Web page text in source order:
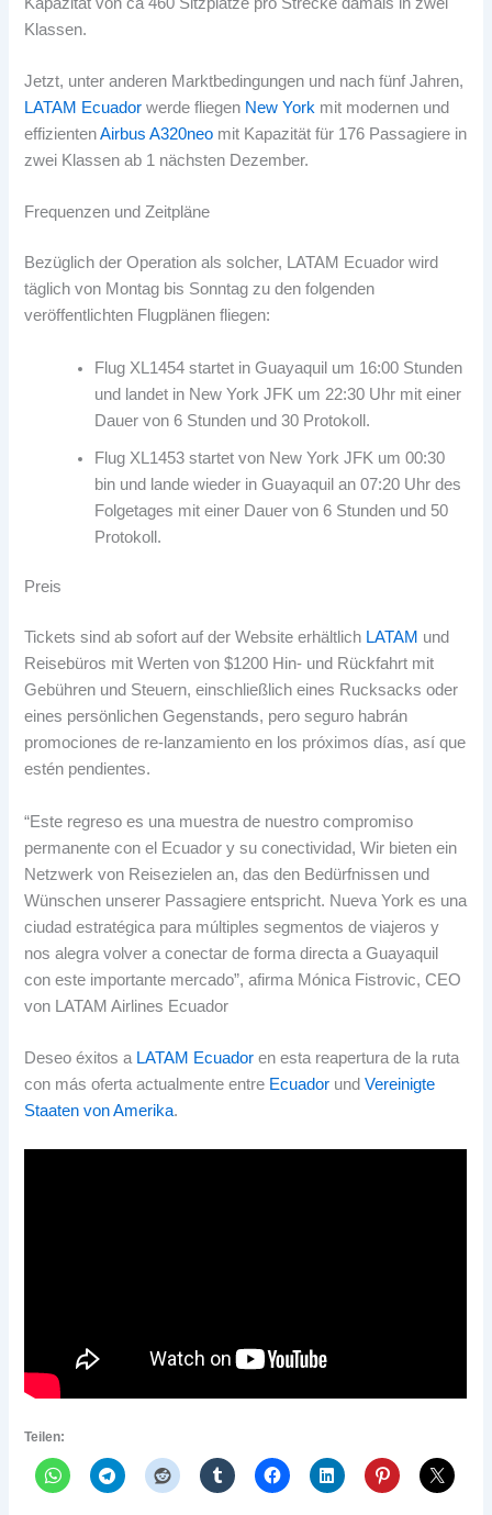
Klassen.
Jetzt, unter anderen Marktbedingungen und nach fünf Jahren,
LATAM Ecuador werde fliegen New York mit modernen und
effizientenAirbus A320neo mit Kapazität für 176 Passagiere in
zwei Klassen ab 1 nächsten Dezember.
Frequenzen und Zeitpläne
Bezüglich der Operation als solcher, LATAM Ecuador wird
täglich von Montag bis Sonntag zu den folgenden
veröffentlichten Flugplänen fliegen:
Flug XL1454 startet in Guayaquil um 16:00 Stunden
und landet in New York JFK um 22:30 Uhr mit einer
Dauer von 6 Stunden und 30 Protokoll.
Flug XL1453 startet von New York JFK um 00:30
bin und lande wieder in Guayaquil an 07:20 Uhr des
Folgetages mit einer Dauer von 6 Stunden und 50
Protokoll.
Preis
Tickets sind ab sofort auf der Website erhältlich LATAM und
Reisebüros mit Werten von $1200 Hin- und Rückfahrt mit
Gebühren und Steuern, einschließlich eines Rucksacks oder
eines persönlichen Gegenstands, pero seguro habrán
promociones de re-lanzamiento en los próximos días,así que
estén pendientes.
“Este regreso es una muestra de nuestro compromiso
permanente con el Ecuador y su conectividad, Wir bieten ein
Netzwerk von Reisezielen an, das den Bedürfnissen und
Wünschen unserer Passagiere entspricht. Nueva York es una
ciudad estratégica para múltiples segmentos de viajeros y
nos alegra volver a conectar de forma directa a Guayaquil
con este importante mercado”,afirma Mónica Fistrovic, CEO
von LATAM Airlines Ecuador
Deseo éxitos a LATAM Ecuador en esta reapertura de la ruta
con más oferta actualmente entre Ecuador undVereinigte
Staaten von Amerika.
Teilen: